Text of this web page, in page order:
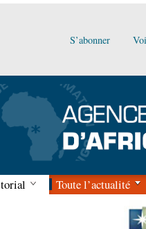
S’abonner
Toute l’actualité